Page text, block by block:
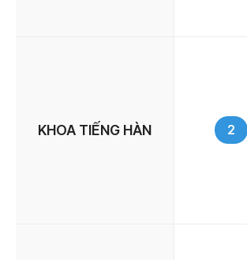
KHOA TIẾNG HÀN 2